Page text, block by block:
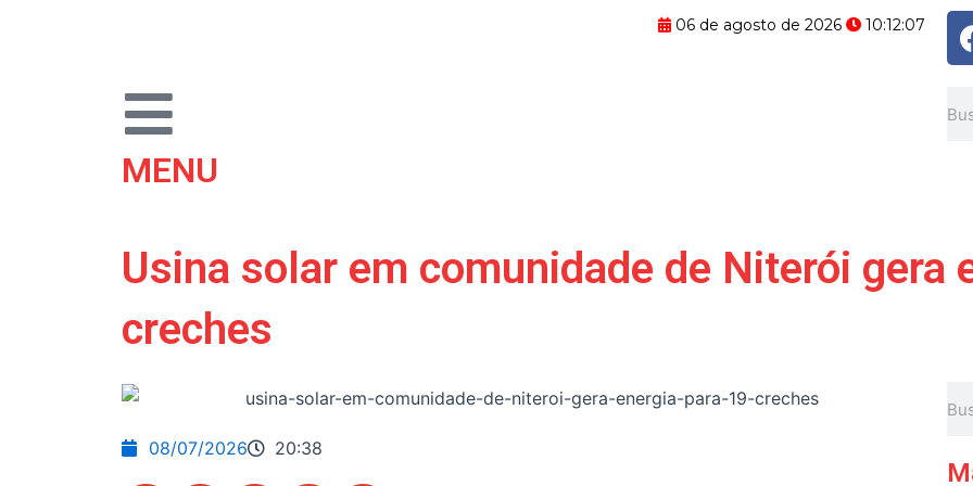
06 de agosto de 2026 10:12:08
MENU
Usina solar em comunidade de Niterói gera
creches
08/07/2026 20:38